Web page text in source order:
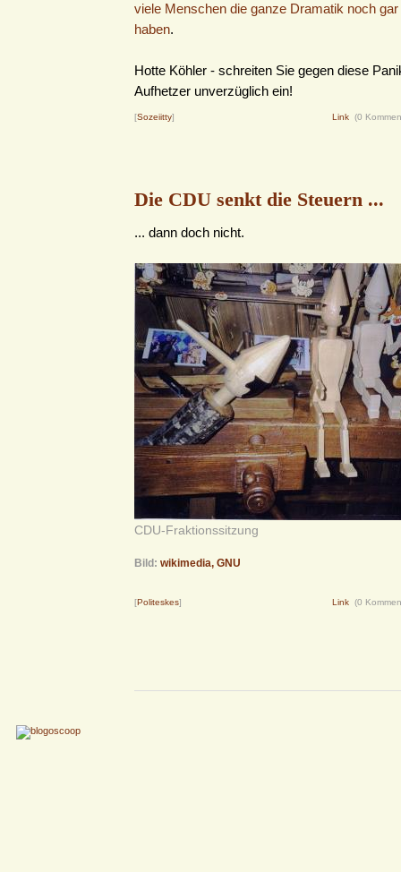
viele Menschen die ganze Dramatik noch
haben.
Hotte Köhler - schreiten Sie gegen diese
Aufhetzer unverzüglich ein!
[Sozeiitty] Link (0
Die CDU senkt die Steuern ...
... dann doch nicht.
CDU-Fraktionssitzung
Bild: wikimedia, GNU
[Politeskes] Link (0